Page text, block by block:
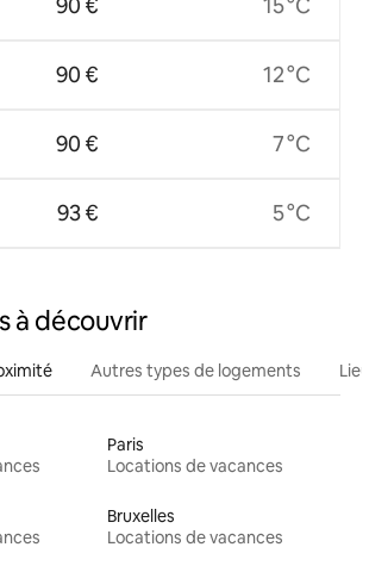
90 €
90 €
90 €
93 €
15 °C
12 °C
7 °C
5 °C
à découvrir
Autres types de logements
Paris
Locations de vacances
Bruxelles
Locations de vacances